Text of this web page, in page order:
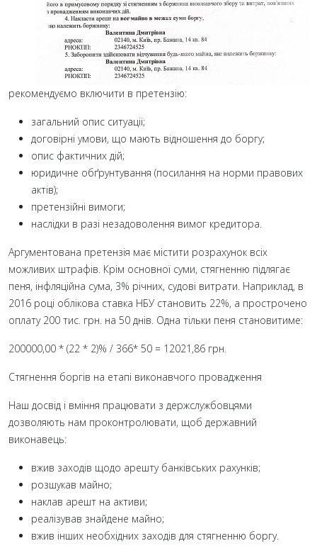
рекомендуємо включити в претензію:
загальний опис ситуації;
договірні умови, що мають відношення до боргу;
опис фактичних дій;
юридичне обґрунтування (посилання на норми правових
актів);
претензійні вимоги;
наслідки в разі незадоволення вимог кредитора.
Аргументована претензія має містити розрахунок всіх
можливих штрафів. Крім основної суми, стягненню підлягає
пеня, інфляційна сума, 3% річних, судові витрати. Наприклад, в
2016 році облікова ставка НБУ становить 22%, а прострочено
оплату 200 тис. грн. на 50 днів. Одна тільки пеня становитиме:
200000,00 * (22 * 2)% / 366* 50 = 12021,86 грн.
Стягнення боргів на етапі виконавчого провадження
Наш досвід і вміння працювати з держслужбовцями
дозволяють нам проконтролювати, щоб державний
виконавець:
вжив заходів щодо арешту банківських рахунків;
розшукав майно;
наклав арешт на активи;
реалізував знайдене майно;
вжив інших необхідних заходів для стягненню боргу.